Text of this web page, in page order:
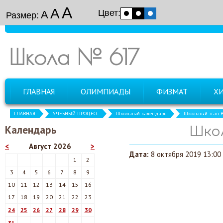
Размер: ААА Цвет:
Школа № 617
ГЛАВНАЯ ОЛИМПИАДЫ ФИЗМАТ
ГЛАВНАЯ УЧЕБНЫЙ ПРОЦЕСС Школьный календарь Школьный этап
Календарь
< >
Август 2026
1
2
3
4 5 6 7 8
9
10
11 12 13 14 15
16
17
18 19 20 21 22
23
24
25 26 27 28 29
30
Дата: 8 октября 2019 13:00